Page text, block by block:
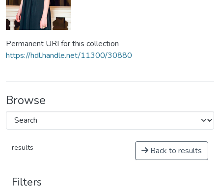
Permanent URI for this collection
https://hdl.handle.net/11300/30880
Browse
results Back to results
Filters